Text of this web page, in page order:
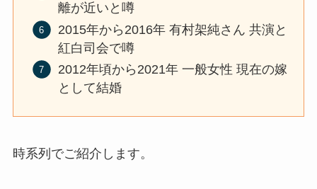
離が近いと噂
2015年から2016年 有村架純さん 共演と
紅白司会で噂
2012年頃から2021年 一般女性 現在の嫁
として結婚
時系列でご紹介します。